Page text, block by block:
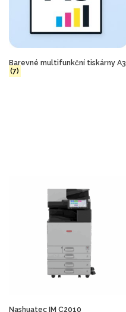
Barevné multifunkční tiskárny A3
(7)
Nashuatec IM C2010